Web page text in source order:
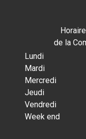
de la
Lundi
Mardi
Mercredi
Jeudi
Vendredi
Week end